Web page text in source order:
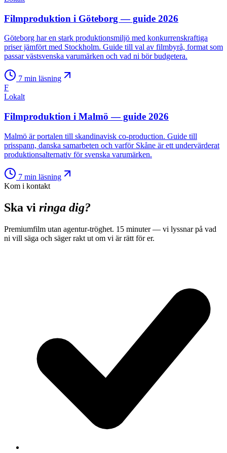
Filmproduktion i Göteborg — guide 2026
Göteborg har en stark produktionsmiljö med konkurrenskraftiga
priser jämfört med Stockholm. Guide till val av filmbyrå, format som
passar västsvenska varumärken och vad ni bör budgetera.
7 min läsning
F
Lokalt
Filmproduktion i Malmö — guide 2026
Malmö är portalen till skandinavisk co-production. Guide till
prisspann, danska samarbeten och varför Skåne är ett undervärderat
produktionsalternativ för svenska varumärken.
7 min läsning
Kom i kontakt
Ska vi ringa dig?
Premiumfilm utan agentur-tröghet. 15 minuter — vi lyssnar på vad
ni vill säga och säger rakt ut om vi är rätt för er.